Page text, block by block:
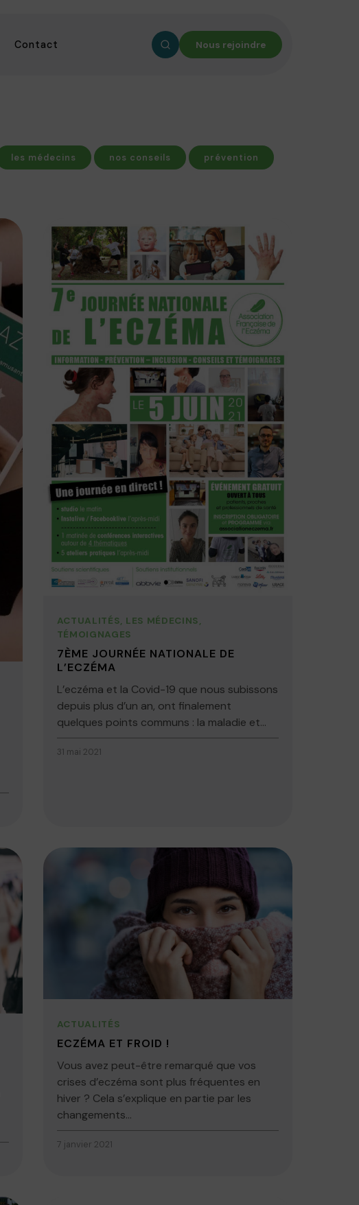
Contact Nous rejoindre
les médecins nos conseils prévention
ACTUALITÉS, LES MÉDECINS,
TÉMOIGNAGES
7ÈME JOURNÉE NATIONALE DE
L’ECZÉMA
L’eczéma et la Covid-19 que nous subissons
depuis plus d’un an, ont finalement
quelques points communs : la maladie et...
31 mai 2021
ACTUALITÉS
ECZÉMA ET FROID !
Vous avez peut-être remarqué que vos
crises d’eczéma sont plus fréquentes en
hiver ? Cela s’explique en partie par les
changements...
7 janvier 2021